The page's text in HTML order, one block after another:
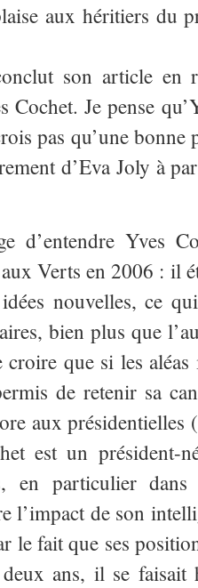
aux héritiers du
son article en
Cochet. Je pense
pas qu’une
d’Eva Joly à
d’entendre Yves
Verts en 2006 : il
nouvelles, ce
bien plus que
croire que si les
de retenir sa
aux
est un
en particulier dans
l’impact de son
le fait que ses
ans, il se faisait